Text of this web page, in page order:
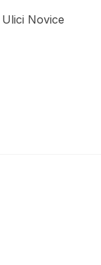
Novice